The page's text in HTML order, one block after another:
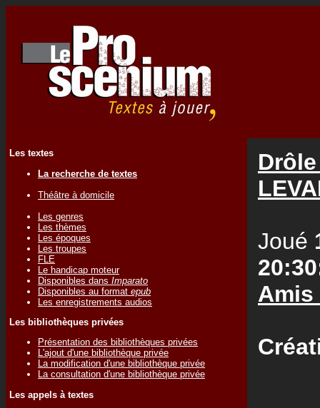
Les textes
La recherche de textes
Théâtre à domicile
Les genres
Les thèmes
Les époques
Les troupes
FLE
Le handicap moteur
Disponibles dans Imparato
Disponibles au format epub
Les enregistrements audios
Les bibliothèques privées
Présentation des bibliothèques privées
L'ajout d'une bibliothèque privée
La modification d'une bibliothèque privée
La consultation d'une bibliothèque privée
Les appels à textes
Joué
Amis